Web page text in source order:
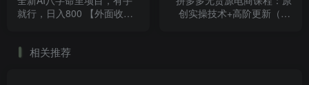
就行，日入800 【外面收费
创实操技术+高阶更新（16
相关推荐